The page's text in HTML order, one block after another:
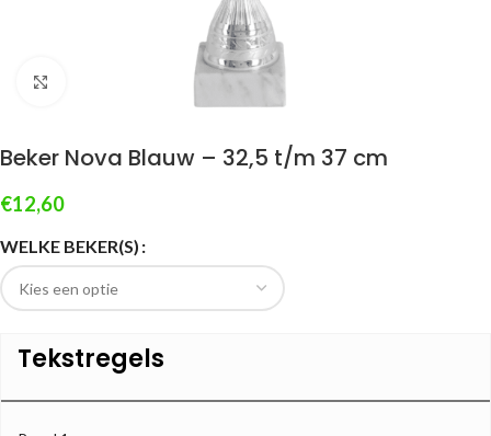
Klik om te vergroten
Beker Nova Blauw – 32,5 t/m 37 cm
€12,60
WELKE BEKER(S)
Tekstregels